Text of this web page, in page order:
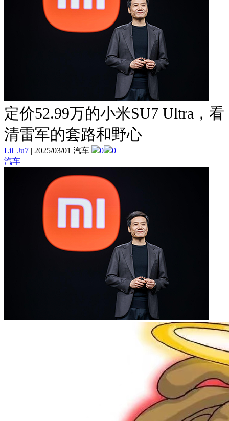
定价52.99万的小米SU7 Ultra，看
清雷军的套路和野心
Lil_Ju7 | 2025/03/01 汽车 0
0
汽车